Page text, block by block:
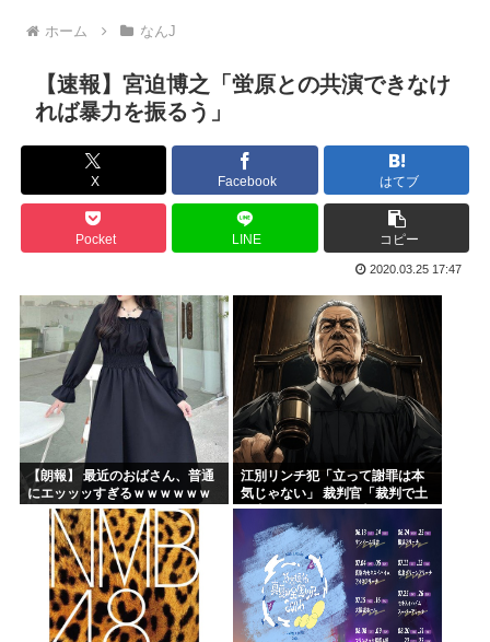
小野田紀美大臣「憲法で定められた国民の義務は【勤労・納税...
「(玉城デニー知事は)極左暴力集団が全部支えている」大浜...
自民党「グエンやクルドなら介護士資格なくても介護の仕事し...
人気アニメのオープニングに有名アーティストって
海外の反応：八村塁「誰が何と言おうと僕は日本人」
高市早苗、自分のテーブルにだけ花や飾りで別格アピールww...
海外「日本人は何に使ってるんだ？」 世界的ブームの日本の...
韓国人「台風が上陸した国はこんな状況になりました」
漫画が読めなくなった
小泉進次郎、アメリカ人の日本人レ●プ事件に「コメントは控...
もはや参政党一択って感じだけど異論ある？
初めて荒川先生の漫画読んだ
ホーム なんJ
【速報】宮迫博之「蛍原との共演できなけ
れば暴力を振るう」
X Facebook はてブ
Pocket LINE コピー
2020.03.25 17:47
【朗報】 最近のおばさん、普通
にエッッッすぎるｗｗｗｗｗｗ
ｗｗｗｗ
江別リンチ犯「立って謝罪は本
気じゃない」 裁判官「裁判で土
下座してないキミは本気じゃな
いな」